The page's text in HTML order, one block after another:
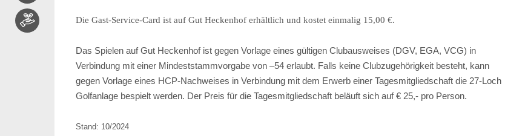
Die Gast-Service-Card ist auf Gut Heckenhof erhältlich und kostet einmalig 15,00 €.
Das Spielen auf Gut Heckenhof ist gegen Vorlage eines gültigen Clubausweises (DGV, EGA, VCG) in
Verbindung mit einer Mindeststammvorgabe von –54 erlaubt. Falls keine Clubzugehörigkeit besteht, kann
gegen Vorlage eines HCP-Nachweises in Verbindung mit dem Erwerb einer Tagesmitgliedschaft die 27-Loch
Golfanlage bespielt werden. Der Preis für die Tagesmitgliedschaft beläuft sich auf € 25,- pro Person.
Stand: 10/2024